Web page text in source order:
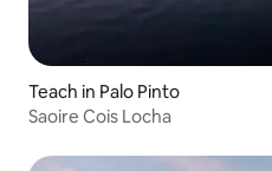
Teach in Palo Pinto
Saoire Cois Locha